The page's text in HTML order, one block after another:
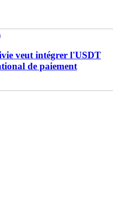
veut intégrer l'USDT
de paiement